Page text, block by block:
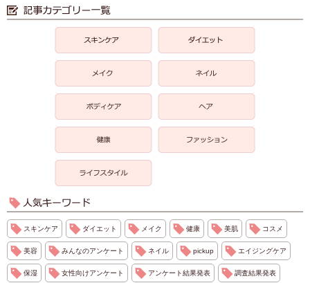
スキンケア ダイエット メイク 健康 美肌 コスメ
美容 みんなのアンケート ネイル pickup エイジングケア
保湿 女性向けアンケート アンケート結果発表 調査結果発表